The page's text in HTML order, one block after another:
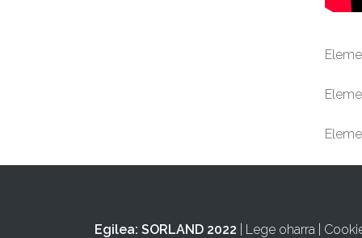
Egilea: SORLAND 2022 Lege oharra